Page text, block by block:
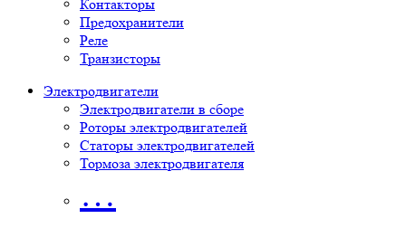
Контакторы
Предохранители
Реле
Транзисторы
Электродвигатели
Электродвигатели в сборе
Роторы электродвигателей
Статоры электродвигателей
Тормоза электродвигателя
…